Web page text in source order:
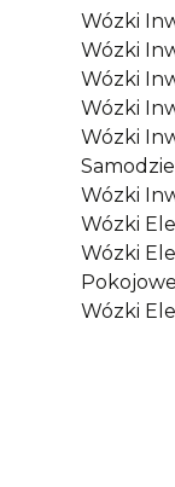
Wózki
Wózki
Wózki
Wózki
Wózki
Wózki
Wózki
Wózki
Pokojowe
Wózki